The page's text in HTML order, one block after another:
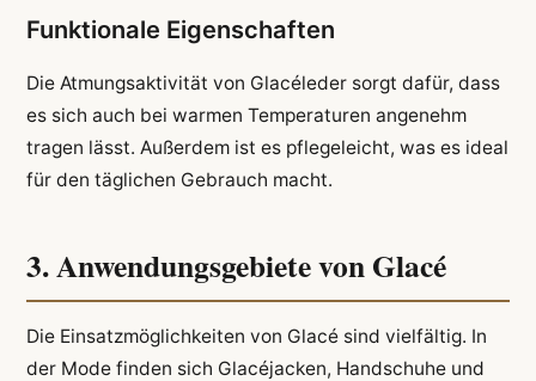
Funktionale Eigenschaften
Die Atmungsaktivität von Glacéleder sorgt dafür, dass
es sich auch bei warmen Temperaturen angenehm
tragen lässt. Außerdem ist es pflegeleicht, was es ideal
für den täglichen Gebrauch macht.
3. Anwendungsgebiete von Glacé
Die Einsatzmöglichkeiten von Glacé sind vielfältig. In
der Mode finden sich Glacéjacken, Handschuhe und